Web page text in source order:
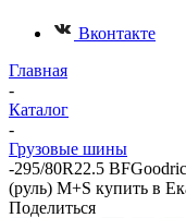
Вконтакте
Главная
-
Каталог
-
Грузовые шины
-295/80R22.5
(руль) M+S купить в
Поделиться